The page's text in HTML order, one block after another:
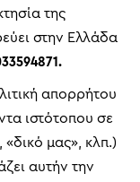
της
στην Ελλάδα
απορρήτου
ιστότοπου σε
μας», κλπ.)
αυτήν την